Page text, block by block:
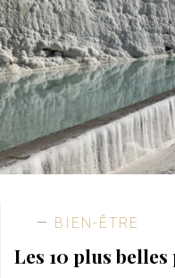
BIEN-ÊTRE
Les 10 plus